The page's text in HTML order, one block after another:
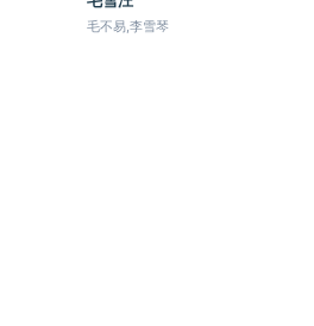
毛不易,李雪琴